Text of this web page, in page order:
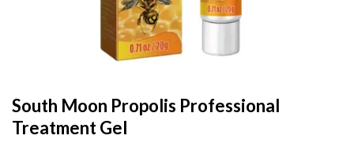
South Moon Propolis Professional
Treatment Gel